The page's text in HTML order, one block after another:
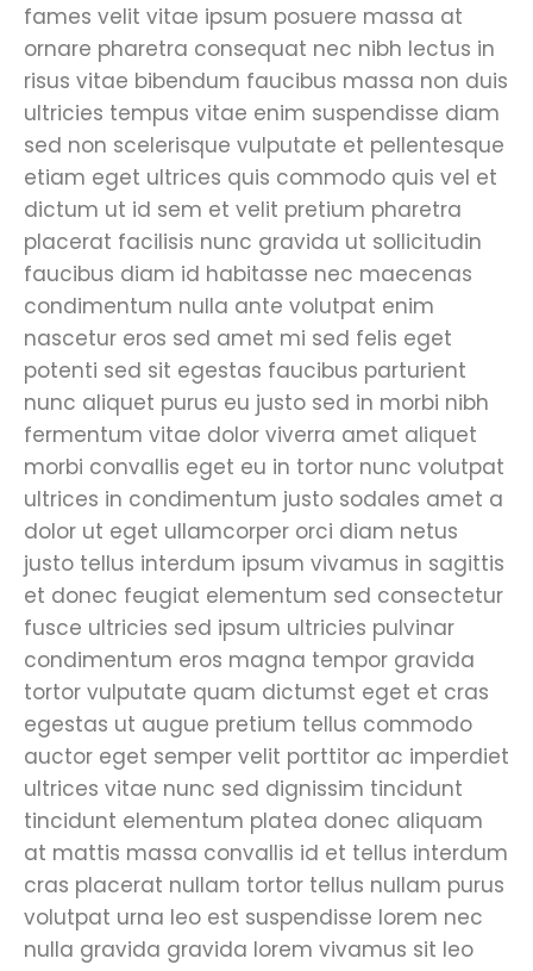
fames velit vitae ipsum posuere massa at
ornare pharetra consequat nec nibh lectus in
risus vitae bibendum faucibus massa non duis
ultricies tempus vitae enim suspendisse diam
sed non scelerisque vulputate et pellentesque
etiam eget ultrices quis commodo quis vel et
dictum ut id sem et velit pretium pharetra
placerat facilisis nunc gravida ut sollicitudin
faucibus diam id habitasse nec maecenas
condimentum nulla ante volutpat enim
nascetur eros sed amet mi sed felis eget
potenti sed sit egestas faucibus parturient
nunc aliquet purus eu justo sed in morbi nibh
fermentum vitae dolor viverra amet aliquet
morbi convallis eget eu in tortor nunc volutpat
ultrices in condimentum justo sodales amet a
dolor ut eget ullamcorper orci diam netus
justo tellus interdum ipsum vivamus in sagittis
et donec feugiat elementum sed consectetur
fusce ultricies sed ipsum ultricies pulvinar
condimentum eros magna tempor gravida
tortor vulputate quam dictumst eget et cras
egestas ut augue pretium tellus commodo
auctor eget semper velit porttitor ac imperdiet
ultrices vitae nunc sed dignissim tincidunt
tincidunt elementum platea donec aliquam
at mattis massa convallis id et tellus interdum
cras placerat nullam tortor tellus nullam purus
volutpat urna leo est suspendisse lorem nec
nulla gravida gravida lorem vivamus sit leo